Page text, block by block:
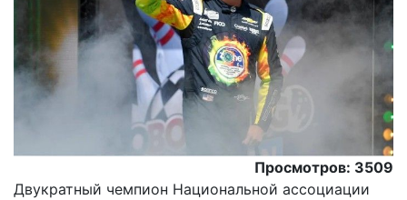
Просмотров: 3509
Двукратный чемпион Национальной ассоциации